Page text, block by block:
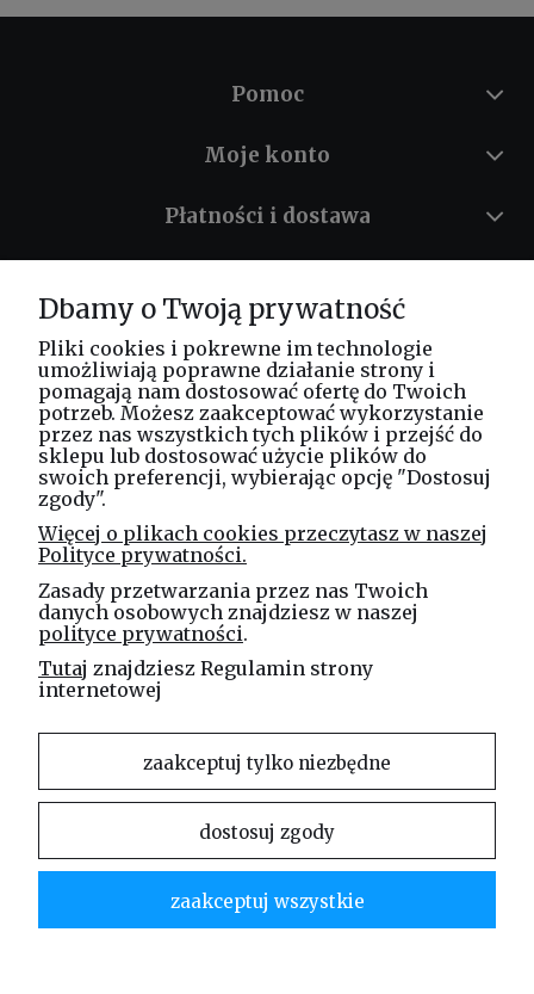
Pomoc
Moje konto
Płatności i dostawa
O nas
Masz pytania? Zadzwoń!
tel. kom. 730 994 188
Spółka Jawna
ul. Technologiczna 44
35-213 Rzeszów
e-mail
sklep@elinea.com.pl
Właścicielem niniejszej witryny internetowej jest firma Linea Jakubczyk – Kłeczek Spółka
zgody właściciela strony.
Dbamy o Twoją prywatność
Pliki cookies i pokrewne im technologie
umożliwiają poprawne działanie strony i
pomagają nam dostosować ofertę do Twoich
potrzeb. Możesz zaakceptować wykorzystanie
przez nas wszystkich tych plików i przejść do
sklepu lub dostosować użycie plików do
swoich preferencji, wybierając opcję "Dostosuj
zgody".
Więcej o plikach cookies przeczytasz w naszej
Polityce prywatności.
Zasady przetwarzania przez nas Twoich
danych osobowych znajdziesz w naszej
polityce prywatności.
Tutaj znajdziesz Regulamin strony
internetowej
zaakceptuj tylko niezbędne
dostosuj zgody
zaakceptuj wszystkie